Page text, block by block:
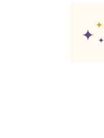
✦
✦
✦